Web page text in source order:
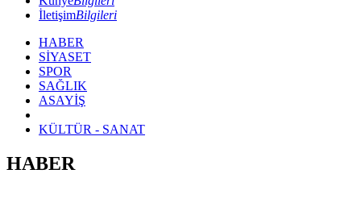
İletişimBilgileri
HABER
SİYASET
SPOR
SAĞLIK
ASAYİŞ
KÜLTÜR - SANAT
HABER